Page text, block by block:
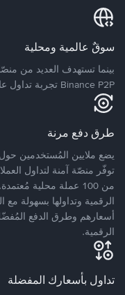
سوقٌ عالمية ومحلية
Binance P2P تجربة تداول عالمية حقيقية وتدعم أكثر من 70 عملة محلية.
طرق دفع مرنة
من 100 عملة محلية
الرقمية وتداولها بسهولة
أسعارهم وطرق الدفع
الرقمية.
تداول بأسعارك المفضلة